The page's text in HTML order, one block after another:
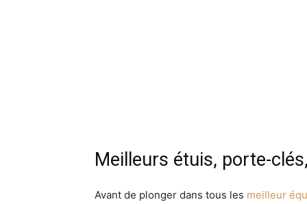
Meilleurs étuis, porte-
Avant de plonger dans tous les meilleur